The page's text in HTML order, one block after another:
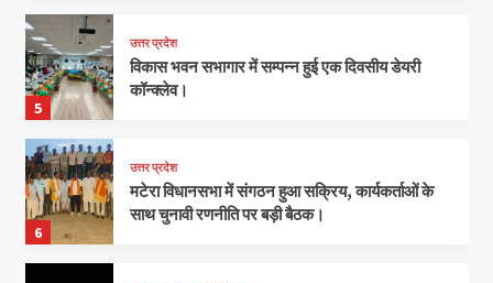
5
उत्तर प्रदेश
विकास भवन सभागार में सम्पन्न हुई एक दिवसीय डेयरी
कॉन्क्लेव।
6
उत्तर प्रदेश
मटेरा विधानसभा में संगठन हुआ सक्रिय, कार्यकर्ताओं के
साथ चुनावी रणनीति पर बड़ी बैठक।